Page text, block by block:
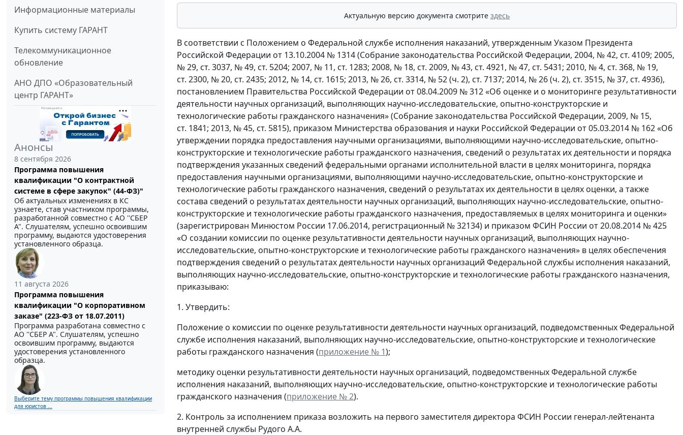
Информационные материалы
Купить систему ГАРАНТ
Телекоммуникационное
обновление
АНО ДПО «Образовательный
центр ГАРАНТ»
Анонсы
8 сентября 2026
Программа повышения
квалификации "О контрактной
системе в сфере закупок" (44-ФЗ)"
Об актуальных изменениях в КС
узнаете, став участником программы,
разработанной совместно с АО ''СБЕР
А". Слушателям, успешно освоившим
программу, выдаются удостоверения
установленного образца.
11 августа 2026
Программа повышения
квалификации "О корпоративном
заказе" (223-ФЗ от 18.07.2011)
Программа разработана совместно с
АО ''СБЕР А". Слушателям, успешно
освоившим программу, выдаются
удостоверения установленного
образца.
Выберите тему программы повышения квалификации
для юристов ...
Актуальную версию документа смотрите здесь
В соответствии с Положением о Федеральной службе исполнения наказаний, утвержденным Указом Президента
Российской Федерации от 13.10.2004 № 1314 (Собрание законодательства Российской Федерации, 2004, № 42, ст. 4109; 2005,
№ 29, ст. 3037, № 49, ст. 5204; 2007, № 11, ст. 1283; 2008, № 18, ст. 2009, № 43, ст. 4921, № 47, ст. 5431; 2010, № 4, ст. 368, № 19,
ст. 2300, № 20, ст. 2435; 2012, № 14, ст. 1615; 2013, № 26, ст. 3314, № 52 (ч. 2), ст. 7137; 2014, № 26 (ч. 2), ст. 3515, № 37, ст. 4936),
постановлением Правительства Российской Федерации от 08.04.2009 № 312 «Об оценке и о мониторинге результативности
деятельности научных организаций, выполняющих научно-исследовательские, опытно-конструкторские и
технологические работы гражданского назначения» (Собрание законодательства Российской Федерации, 2009, № 15,
ст. 1841; 2013, № 45, ст. 5815), приказом Министерства образования и науки Российской Федерации от 05.03.2014 № 162 «Об
утверждении порядка предоставления научными организациями, выполняющими научно-исследовательские, опытно-
конструкторские и технологические работы гражданского назначения, сведений о результатах их деятельности и порядка
подтверждения указанных сведений федеральными органами исполнительной власти в целях мониторинга, порядка
предоставления научными организациями, выполняющими научно-исследовательские, опытно-конструкторские и
технологические работы гражданского назначения, сведений о результатах их деятельности в целях оценки, а также
состава сведений о результатах деятельности научных организаций, выполняющих научно-исследовательские, опытно-
конструкторские и технологические работы гражданского назначения, предоставляемых в целях мониторинга и оценки»
(зарегистрирован Минюстом России 17.06.2014, регистрационный № 32134) и приказом ФСИН России от 20.08.2014 № 425
«О создании комиссии по оценке результативности деятельности научных организаций, выполняющих научно-
исследовательские, опытно-конструкторские и технологические работы гражданского назначения» в целях обеспечения
подтверждения сведений о результатах деятельности научных организаций Федеральной службы исполнения наказаний,
выполняющих научно-исследовательские, опытно-конструкторские и технологические работы гражданского назначения,
приказываю:
1. Утвердить:
Положение о комиссии по оценке результативности деятельности научных организаций, подведомственных Федеральной
службе исполнения наказаний, выполняющих научно-исследовательские, опытно-конструкторские и технологические
работы гражданского назначения (приложение № 1);
методику оценки результативности деятельности научных организаций, подведомственных Федеральной службе
исполнения наказаний, выполняющих научно-исследовательские, опытно-конструкторские и технологические работы
гражданского назначения (приложение № 2).
2. Контроль за исполнением приказа возложить на первого заместителя директора ФСИН России генерал-лейтенанта
внутренней службы Рудого А.А.